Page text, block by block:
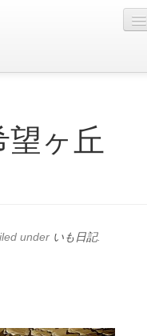
望ヶ丘
under いも日記.